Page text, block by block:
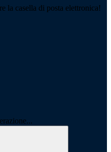
la casella di posta elettronica!